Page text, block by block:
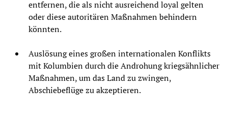
entfernen, die als nicht ausreichend loyal gelten
oder diese autoritären Maßnahmen behindern
könnten.
Auslösung eines großen internationalen Konflikts
mit Kolumbien durch die Androhung kriegsähnlicher
Maßnahmen, um das Land zu zwingen,
Abschiebeflüge zu akzeptieren.